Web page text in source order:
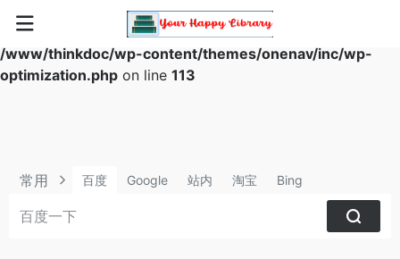
Warning
: Array to string conversion in
/www/thinkdoc/wp-content/themes/onenav/inc/wp-
optimization.php on line 113
常用 百度 Google 站内 淘宝 Bing